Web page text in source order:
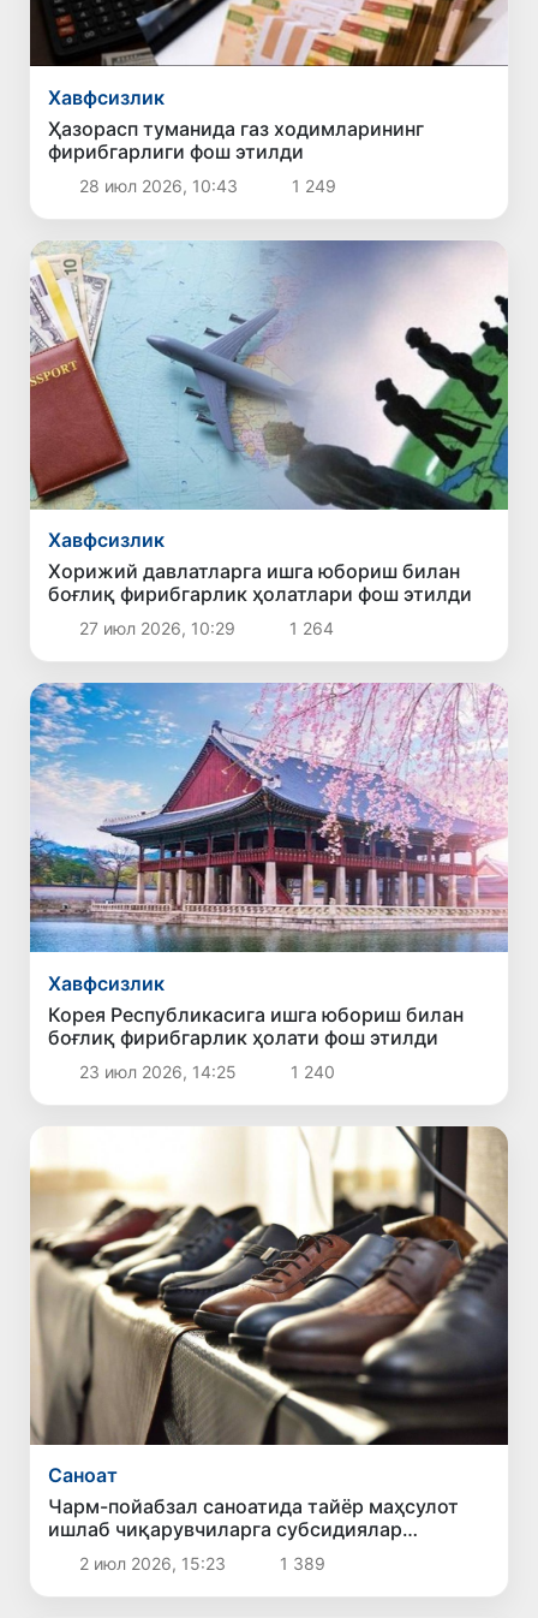
Хавфсизлик
Ҳазорасп туманида газ ходимларининг
фирибгарлиги фош этилди
28 июл 2026, 10:43 1 249
Хавфсизлик
Хорижий давлатларга ишга юбориш билан
боғлиқ фирибгарлик ҳолатлари фош этилди
27 июл 2026, 10:29 1 264
Хавфсизлик
Корея Республикасига ишга юбориш билан
боғлиқ фирибгарлик ҳолати фош этилди
23 июл 2026, 14:25 1 240
Саноат
Чарм-пойабзал саноатида тайёр маҳсулот
ишлаб чиқарувчиларга субсидиялар
берилади
2 июл 2026, 15:23 1 389